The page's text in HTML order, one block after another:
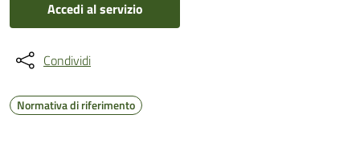
Accedi al servizio
Condividi
Normativa di riferimento